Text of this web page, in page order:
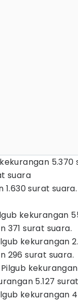
5.370
suara
surat
kekurangan
371 surat suara.
kekurangan
296 surat suara.
5.127
kekurangan